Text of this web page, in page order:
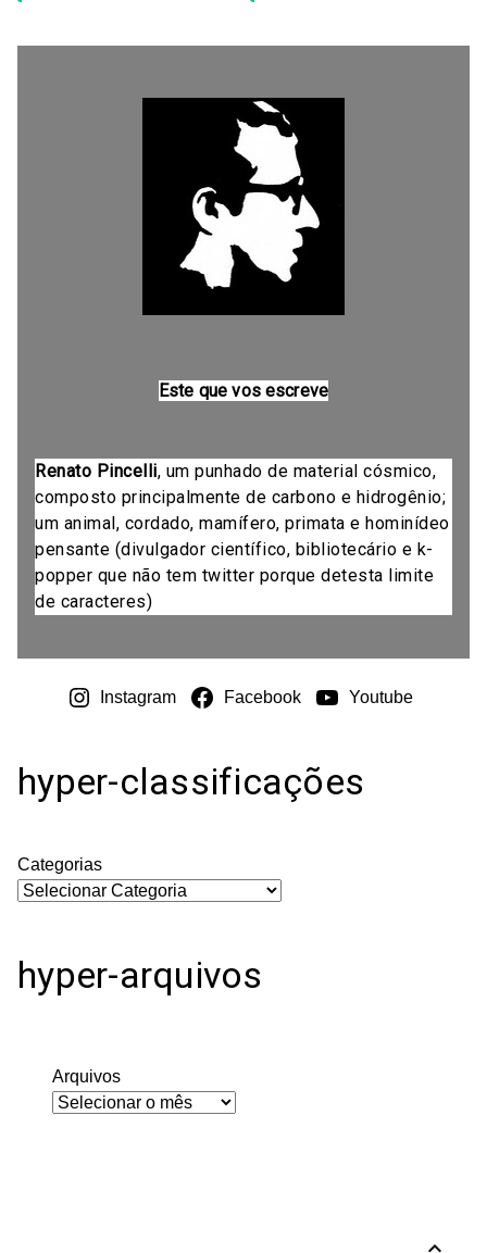
Este que vos escreve
Renato Pincelli, um punhado de material cósmico,
composto principalmente de carbono e hidrogênio;
um animal, cordado, mamífero, primata e hominídeo
pensante (divulgador científico, bibliotecário e k-
popper que não tem twitter porque detesta limite
de caracteres)
Instagram Facebook Youtube
hyper-classificações
Categorias
hyper-arquivos
Arquivos